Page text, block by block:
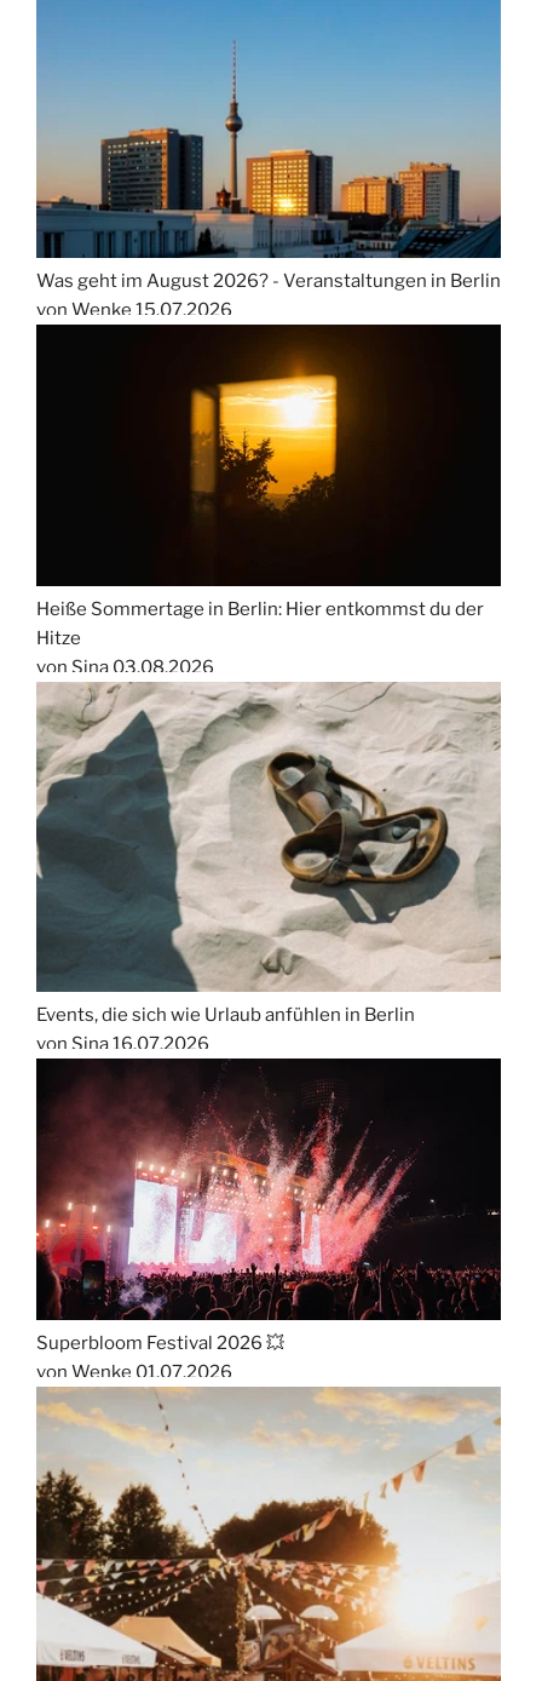
Was geht im August 2026? - Veranstaltungen in Berlin
von Wenke 15.07.2026
Heiße Sommertage in Berlin: Hier entkommst du der
Hitze
von Sina 03.08.2026
Events, die sich wie Urlaub anfühlen in Berlin
von Sina16.07.2026
Superbloom Festival 2026 💥
von Wenke 01.07.2026